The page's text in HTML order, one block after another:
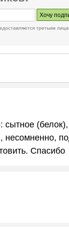
третьим
Спасибо